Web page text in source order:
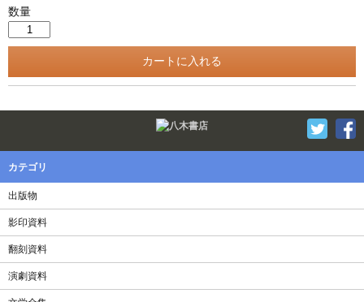
数量
Twitter
カテゴリ
出版物
影印資料
翻刻資料
演劇資料